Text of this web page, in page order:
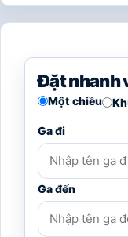
Đặt nhanh
Một chiều
Ga đi
Ga đến